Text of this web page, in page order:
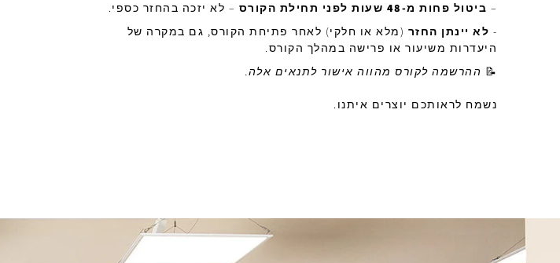
– ביטול פחות מ-48 שעות לפני תחילת הקורס
– לא יזכה בהחזר כספי.
- לא יינתן החזר (מלא או חלקי) לאחר פתיחת הקורס, גם במקרה של
היעדרות משיעור או פרישה במהלך הקורס.
📝 ההרשמה לקורס מהווה אישור לתנאים אלה.
נשמח לראותכם יוצרים איתנו.